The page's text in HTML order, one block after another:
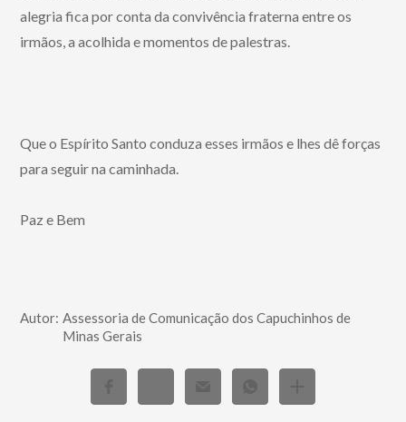
alegria fica por conta da convivência fraterna entre os
irmãos, a acolhida e momentos de palestras.
Que o Espírito Santo conduza esses irmãos e lhes dê forças
para seguir na caminhada.
Paz e Bem
Autor: Assessoria de Comunicação dos Capuchinhos de
Minas Gerais